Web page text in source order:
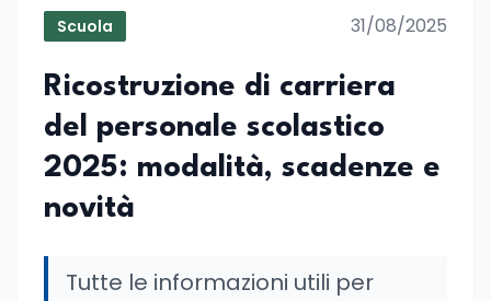
Scuola 31/08/2025
Ricostruzione di carriera
del personale scolastico
2025: modalità, scadenze e
novità
Tutte le informazioni utili per